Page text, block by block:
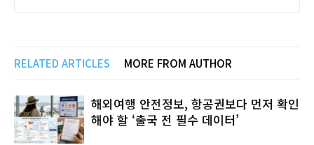
RELATED ARTICLES MORE FROM AUTHOR
해외여행 안전정보, 항공권보다 먼저 확인
해야 할 ‘출국 전 필수 데이터’